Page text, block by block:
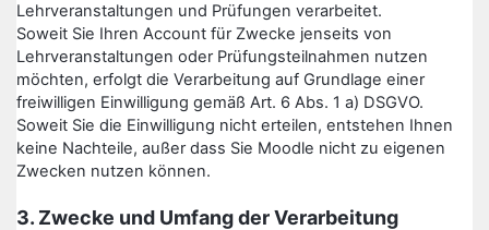
Lehrveranstaltungen und Prüfungen verarbeitet.
Soweit Sie Ihren Account für Zwecke jenseits von
Lehrveranstaltungen oder Prüfungsteilnahmen nutzen
möchten, erfolgt die Verarbeitung auf Grundlage einer
freiwilligen Einwilligung gemäß Art. 6 Abs. 1 a) DSGVO.
Soweit Sie die Einwilligung nicht erteilen, entstehen Ihnen
keine Nachteile, außer dass Sie Moodle nicht zu eigenen
Zwecken nutzen können.
3. Zwecke und Umfang der Verarbeitung